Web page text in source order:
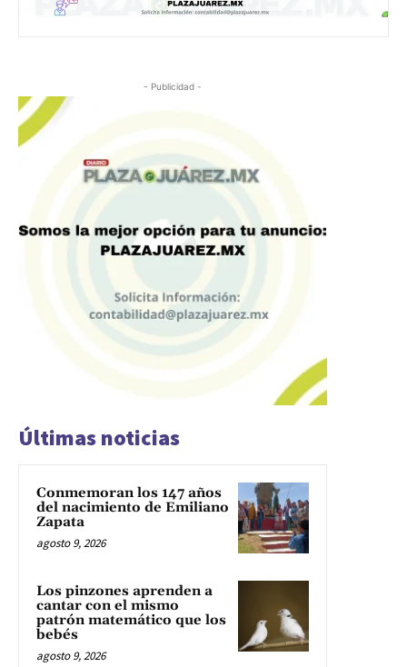
- Publicidad -
Últimas noticias
Conmemoran los 147 años
del nacimiento de Emiliano
Zapata
agosto 9, 2026
Los pinzones aprenden a
cantar con el mismo
patrón matemático que los
bebés
agosto 9, 2026